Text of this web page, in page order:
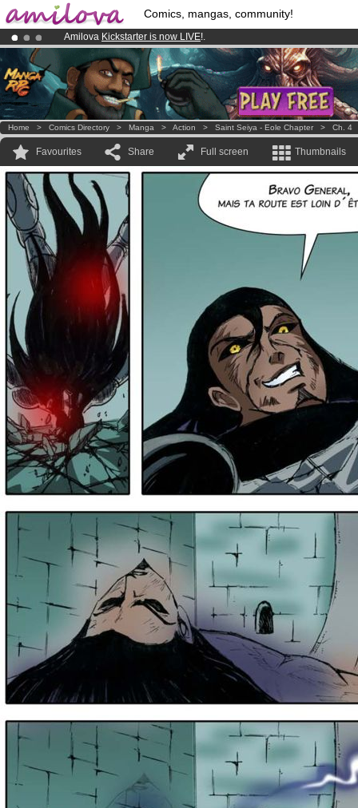
Comics, mangas, community!
Amilova Kickstarter is now LIVE!.
Premium membership from3.95 eurosper month !Get membership
Already 100000 membersand 1000 comics & mangas!.
Home > Comics Directory > Manga > Action > Saint Seiya - Eole Chapter > Ch. 4
Favourites Share Full screen Thumbnails